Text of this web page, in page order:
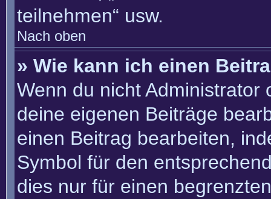
teilnehmen“ usw.
Nach oben
» Wie kann ich einen
Wenn du nicht
deine eigenen Beiträge
einen Beitrag bearbeiten,
Symbol für den
dies nur für einen